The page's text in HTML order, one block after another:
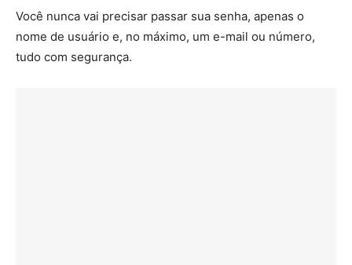
Você nunca vai precisar passar sua senha, apenas o
nome de usuário e, no máximo, um e-mail ou número,
tudo com segurança.